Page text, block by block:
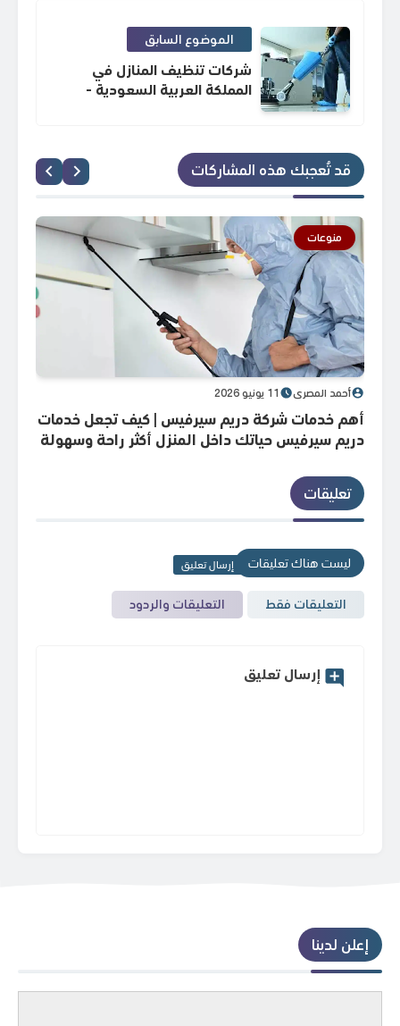
الموضوع السابق
شركات تنظيف المنازل في
المملكة العربية السعودية -
قد تُعجبك هذه المشاركات
منوعات
أحمد المصري 11 يونيو 2026
أهم خدمات شركة دريم سيرفيس | كيف تجعل خدمات
دريم سيرفيس حياتك داخل المنزل أكثر راحة وسهولة
تعليقات
ليست هناك تعليقات إرسال تعليق
التعليقات فقط التعليقات والردود
إرسال تعليق
إعلن لدينا